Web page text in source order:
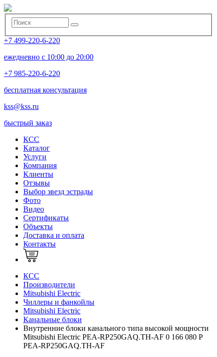
+7 499-220-6-220
ежедневно с 10:00 до 20:00
+7 985-220-6-220
бесплатная консультация
kss@kss.ru
быстрый заказ
КСС
Каталог
Услуги
Компания
Клиенты
Oтзывы
Выбор звезд эстрады
Фото
Видео
Сертификаты
Объекты
Доставка и оплата
Контакты
КСС
Производители
Mitsubishi Electric
Чиллеры и фанкойлы
Mitsubishi Electric
Канальные блоки
Внутренние блоки канального типа высокой мощности
Mitsubishi Electric PEA-RP250GAQ.TH-AF 0 166 080 Р
PEA-RP250GAQ.TH-AF